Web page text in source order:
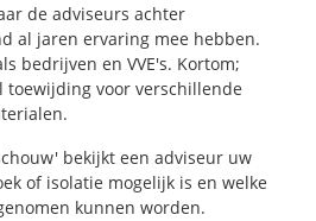
de adviseurs achter
al jaren ervaring mee hebben.
bedrijven en VVE's. Kortom;
toewijding voor verschillende
bekijkt een adviseur uw
of isolatie mogelijk is en welke
kunnen worden.